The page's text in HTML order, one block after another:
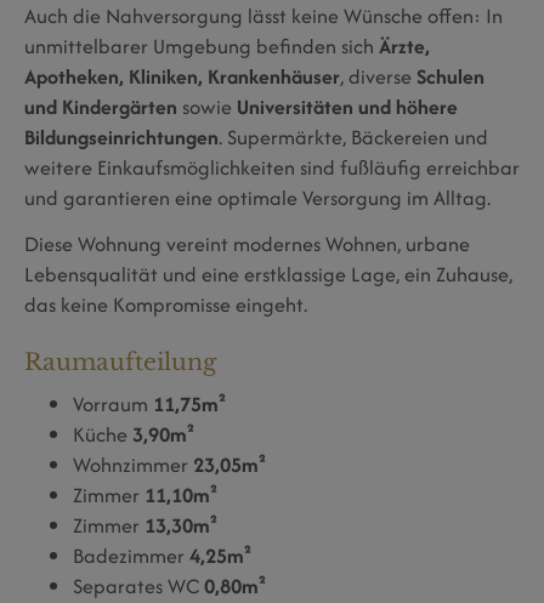
Auch die Nahversorgung lässt keine Wünsche offen: In
unmittelbarer Umgebung befinden sich Ärzte,
Apotheken, Kliniken, Krankenhäuser, diverse Schulen
und Kindergärten sowie Universitäten und höhere
Bildungseinrichtungen. Supermärkte, Bäckereien und
weitere Einkaufsmöglichkeiten sind fußläufig erreichbar
und garantieren eine optimale Versorgung im Alltag.
Diese Wohnung vereint modernes Wohnen, urbane
Lebensqualität und eine erstklassige Lage, ein Zuhause,
das keine Kompromisse eingeht.
Raumaufteilung
Vorraum 11,75m²
Küche 3,90m²
Wohnzimmer 23,05m²
Zimmer 11,10m²
Zimmer 13,30m²
Badezimmer 4,25m²
Separates WC0,80m²